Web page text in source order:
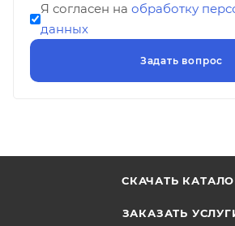
Я согласен на обработку
данных
СКАЧАТЬ
ЗАКАЗАТЬ